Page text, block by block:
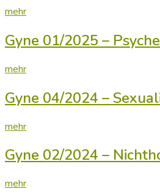
mehr
Gyne 01/2025 –
mehr
Gyne 04/2024 –
mehr
Gyne 02/2024 –
mehr